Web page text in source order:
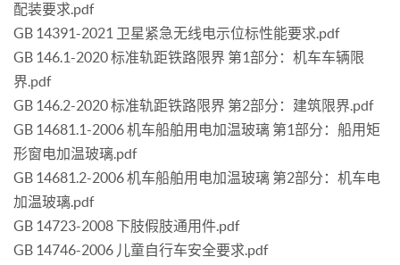
配装要求.pdf
GB 14391-2021 卫星紧急无线电示位标性能要求.pdf
GB 146.1-2020 标准轨距铁路限界 第1部分：机车车辆限
界.pdf
GB 146.2-2020 标准轨距铁路限界 第2部分：建筑限界.pdf
GB 14681.1-2006 机车船舶用电加温玻璃 第1部分：船用矩
形窗电加温玻璃.pdf
GB 14681.2-2006 机车船舶用电加温玻璃 第2部分：机车电
加温玻璃.pdf
GB 14723-2008 下肢假肢通用件.pdf
GB 14746-2006 儿童自行车安全要求.pdf